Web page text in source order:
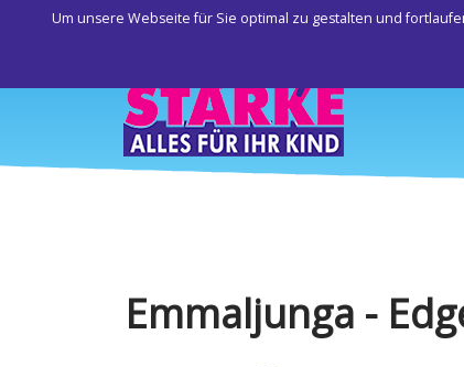
Um unsere Webseite für Sie optimal zu gestalten und
Emmaljunga -